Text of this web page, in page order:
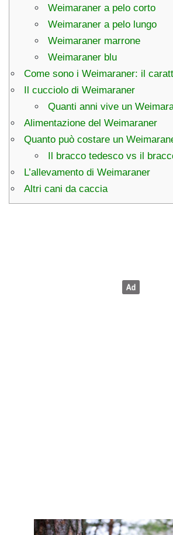
Weimaraner a pelo corto
Weimaraner a pelo lungo
Weimaraner marrone
Weimaraner blu
Come sono i Weimaraner: il
Il cucciolo di Weimaraner
Quanti anni vive un
Alimentazione del Weimaraner
Quanto può costare un
Il bracco tedesco vs il
L’allevamento di Weimaraner
Altri cani da caccia